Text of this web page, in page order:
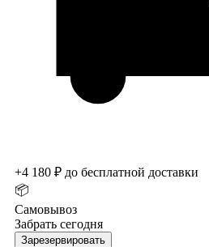
+4 180 ₽ до бесплатной доставки
📦
Самовывоз
Забрать сегодня
Зарезервировать